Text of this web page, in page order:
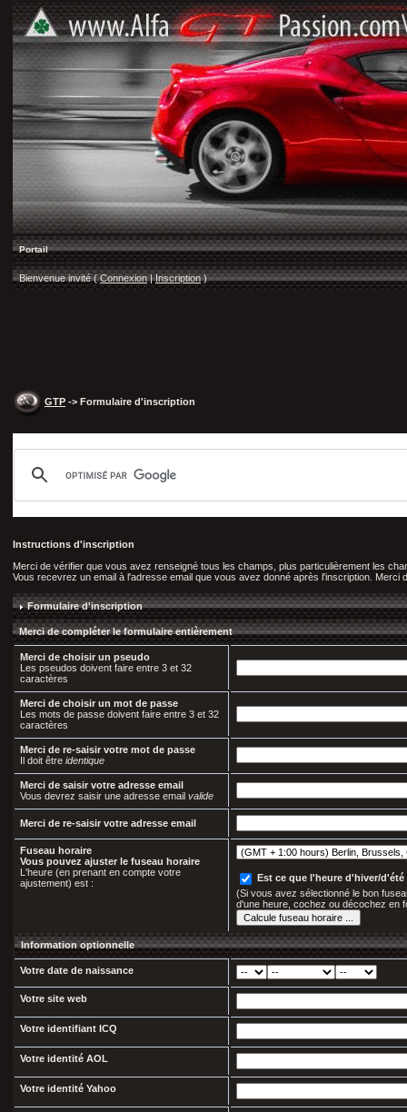
Portail
Bienvenue invité ( Connexion |Inscription)
GTP -> Formulaire d'inscription
Instructions d'inscription
Merci de vérifier que vous avez renseigné tous les champs, plus particulièrement les
Vous recevrez un email à l'adresse email que vous avez donné après l'inscription.
Formulaire d'inscription
Merci de compléter le formulaire entièrement
Merci de choisir un pseudo
Les pseudos doivent faire entre 3 et 32
caractères
Merci de choisir un mot de passe
Les mots de passe doivent faire entre 3 et 32
caractères
Merci de re-saisir votre mot de passe
Il doit être identique
Merci de saisir votre adresse email
Vous devrez saisir une adresse email valide
Merci de re-saisir votre adresse email
Fuseau horaire
Vous pouvez ajuster le fuseau horaire
L'heure (en prenant en compte votre
ajustement) est :
Est ce que l'heure d'hiver/
(Si vous avez sélectionné le bon
d'une heure, cochez ou décochez en
Information optionnelle
Votre date de naissance
Votre site web
Votre identifiant ICQ
Votre identité AOL
Votre identité Yahoo